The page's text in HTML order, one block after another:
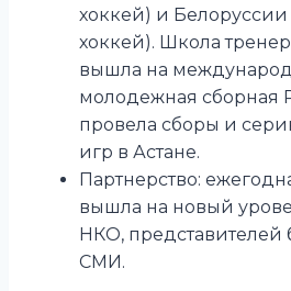
хоккей) и
хоккей). Школа
вышла на
молодежная сборная
провела сборы и
игр в Астане.
Партнерство:
вышла на новый
НКО, представителей
СМИ.